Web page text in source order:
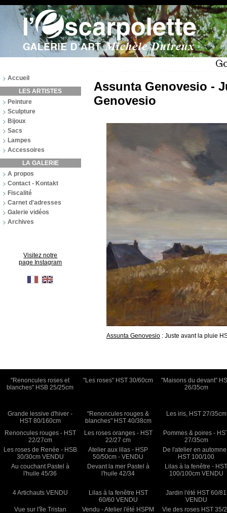
Accueil
LES ARTISTES
Peinture
Sculpture
Bijoux
Sacs
Lampes
Accessoires
LA GALERIE
A propos
Contact - Kontakt
Fiscalité
Carnet d'adresses
Galerie vidéos
Archives
Visitez notre
page Instagram
Assunta Genovesio -
Genovesio
Assunta Genovesio : Juste avant la pluie
"Renoncules roses et
blanches" HSB 25/25cm
"Les roses" HST 30/60cm
"Maisons du devant"
26/35cm
Grande lessive d'hiver -
HST 80/160cm
"Renoncules rouges &
blanches" HST 40/38cm
Les iris, HST 27/35cm
Renoncules rouges - HST
22/27cm
Les roses oranges - HST
22/27 cm
Pommes & poires -
27/35cm
Les roses de Renée - HSB
30/30cm VENDU
Atelier aux lilas - HSP
50/50cm - VENDU
De l'atelier en
HST 100/100
Au couchant Pastel à
l'huile 45/36
Devant la mer Pastel à
l'huile 42/34
Lilas à la fenêtre -
100/100cm VENDU
4 Artichauts VENDU
Lilas à la fenêtre HST
60/60 VENDU
Jardin l'été HST 60/81
VENDU
Vue sur l'île Tristan
Vendu - Atelier l'été HSPM
Vie des roses HST 35/